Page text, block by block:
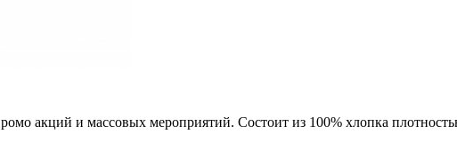
акций и массовых мероприятий. Состоит из 100% хлопка